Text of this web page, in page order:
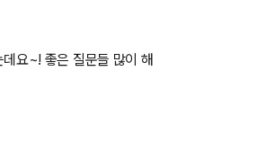
요~! 좋은 질문들 많이 해